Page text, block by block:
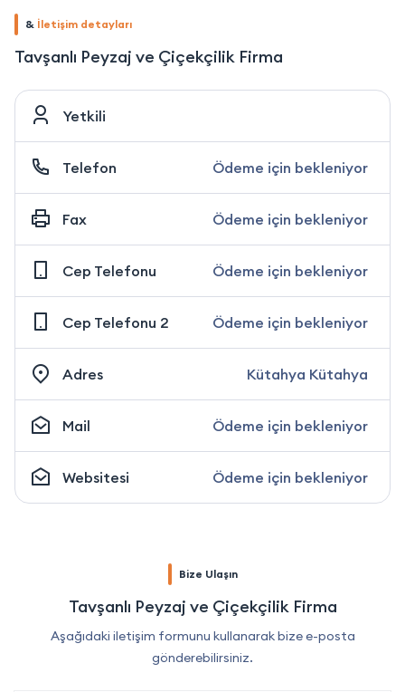
& İletişim detayları
Tavşanlı Peyzaj ve Çiçekçilik Firma
Yetkili
Telefon Ödeme için bekleniyor
Fax Ödeme için bekleniyor
Cep Telefonu Ödeme için bekleniyor
Cep Telefonu 2 Ödeme için bekleniyor
Adres Kütahya Kütahya
Mail Ödeme için bekleniyor
Websitesi Ödeme için bekleniyor
Bize Ulaşın
Tavşanlı Peyzaj ve Çiçekçilik Firma
Aşağıdaki iletişim formunu kullanarak bize e-posta
gönderebilirsiniz.